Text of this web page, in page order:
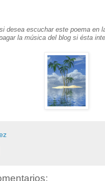
desea escuchar este poema en
la música del blog si ésta